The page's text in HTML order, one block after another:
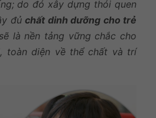
do đó xây dựng thói quen
đủ chất dinh dưỡng cho trẻ
là nền tảng vững chắc cho
toàn diện về thể chất và trí